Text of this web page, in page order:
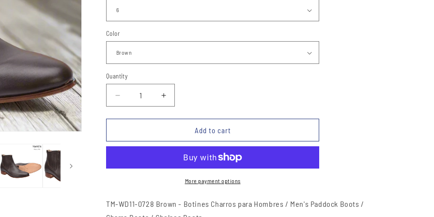
Color
Quantity
Quantity
Decrease
quantity
for
de
WD11-
-
Increase
quantity
for
de
WD11-
-
Add to cart
More payment options
TM-WD11-0728 Brown - Botines Charros para Hombres / Men's Paddock Boots /